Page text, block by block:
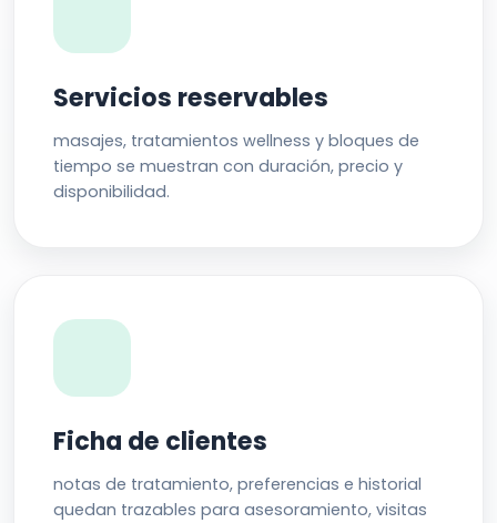
Servicios reservables
masajes, tratamientos wellness y bloques de
tiempo se muestran con duración, precio y
disponibilidad.
Ficha de clientes
notas de tratamiento, preferencias e historial
quedan trazables para asesoramiento, visitas